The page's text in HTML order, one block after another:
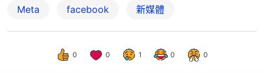
Meta facebook 新媒體
0 0 1 0 0